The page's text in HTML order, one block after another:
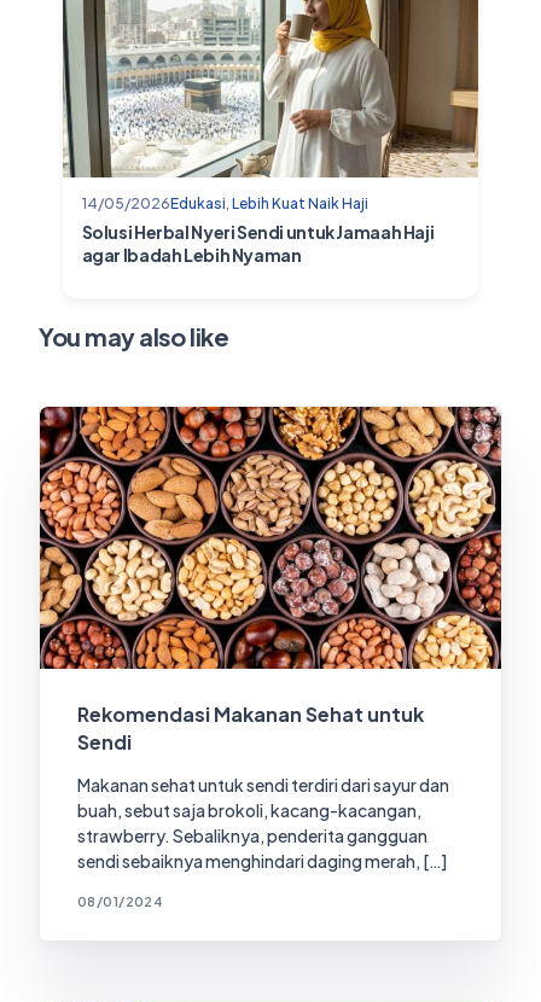
14/05/2026Edukasi, Lebih Kuat Naik Haji
Solusi Herbal Nyeri Sendi untuk Jamaah Haji
agar Ibadah Lebih Nyaman
You may also like
Rekomendasi Makanan Sehat untuk
Sendi
Makanan sehat untuk sendi terdiri dari sayur dan
buah, sebut saja brokoli, kacang-kacangan,
strawberry. Sebaliknya, penderita gangguan
sendi sebaiknya menghindari daging merah, […]
08/01/2024